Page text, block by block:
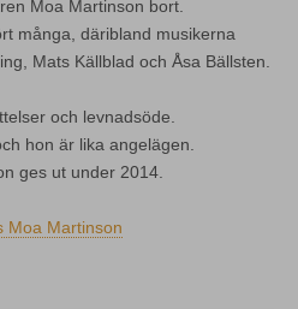
Moa Martinson bort.
många, däribland musikerna
Mats Källblad och Åsa Bällsten.
och levnadsöde.
hon är lika angelägen.
ges ut under 2014.
Moa Martinson